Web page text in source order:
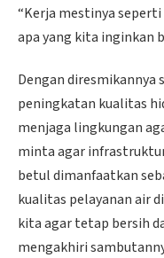
“Kerja mestinya
apa yang kita inginkan
Dengan diresmikannya
peningkatan kualitas
menjaga lingkungan
minta agar
betul dimanfaatkan
kualitas pelayanan air
kita agar tetap bersih
mengakhiri